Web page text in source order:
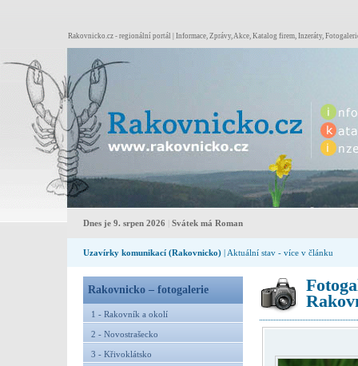
Rakovnicko.cz - regionální portál | Informace, Zprávy, Akce, Katalog firem, Inzeráty,
Dnes je 9. srpen 2026 Svátek má Roman
Uzavírky komunikací (Rakovnicko) | Aktuální stav - více v článku
Rakovnicko – fotogalerie
1 - Rakovník a okolí
2 - Novostrašecko
3 - Křivoklátsko